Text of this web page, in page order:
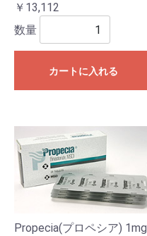
￥13,112
数量
カートに入れる
Propecia(プロペシア) 1mg